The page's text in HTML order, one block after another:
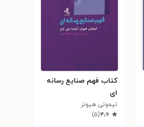
کتاب فهم صنایع رسانه
ای
تیموتی هیونز
۴٫۶(۵)